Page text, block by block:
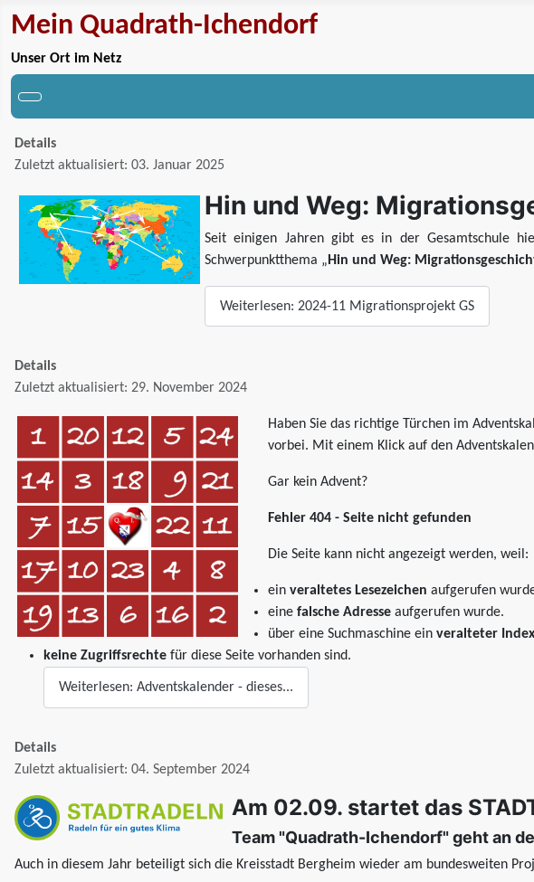
Mein Quadrath-Ichendorf
Unser Ort im Netz
Details
Zuletzt aktualisiert: 03. Januar 2025
Hin und Weg:
Seit einigen Jahren gibt es in der Gesamtschule
Schwerpunktthema „ Hin und Weg:
Weiterlesen: 2024-11 Migrationsprojekt GS
Details
Zuletzt aktualisiert: 29. November 2024
Haben Sie das richtige Türchen im
vorbei. Mit einem Klick auf den
Gar kein Advent?
Fehler 404 - Seite nicht gefunden
Die Seite kann nicht angezeigt werden, weil:
ein veraltetes Lesezeichen aufgerufen
eine falsche Adresse aufgerufen wurde.
über eine Suchmaschine ein veralteter
keine Zugriffsrechte für diese Seite vorhanden sind.
Weiterlesen: Adventskalender - dieses...
Details
Zuletzt aktualisiert: 04. September 2024
Am 02.09. startet das
Team "Quadrath-Ichendorf" geht an
Auch in diesem Jahr beteiligt sich die Kreisstadt Bergheim wieder am bundesweiten